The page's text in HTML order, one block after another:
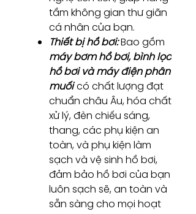
tầm không gian thư giãn
cá nhân của bạn.
Thiết bị hồ bơi:Bao gồm
máy bơm hồ bơi, bình lọc
hồ bơi và máy điện phân
muốicó chất lượng đạt
chuẩn châu Âu, hóa chất
xử lý, đèn chiếu sáng,
thang, các phụ kiện an
toàn, và phụ kiện làm
sạch và vệ sinh hồ bơi,
đảm bảo hồ bơi của bạn
luôn sạch sẽ, an toàn và
sẵn sàng cho mọi hoạt